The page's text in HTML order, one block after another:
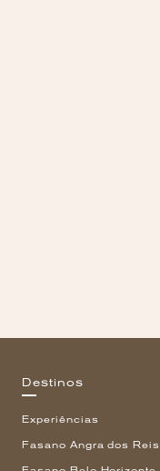
Destinos
Experiências
Fasano Angra dos Reis